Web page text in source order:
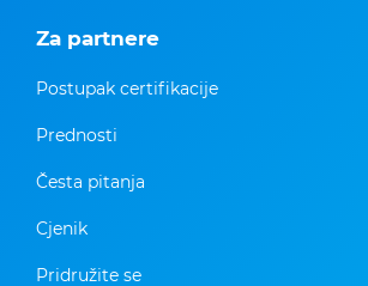
Za partnere
Postupak certifikacije
Prednosti
Česta pitanja
Cjenik
Pridružite se